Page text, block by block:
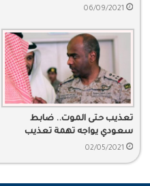
الحكومية
06/09/2021
تعذيب حتى الموت.. ضابط
سعودي يواجه تهمة تعذيب
خاشقجي
02/05/2021